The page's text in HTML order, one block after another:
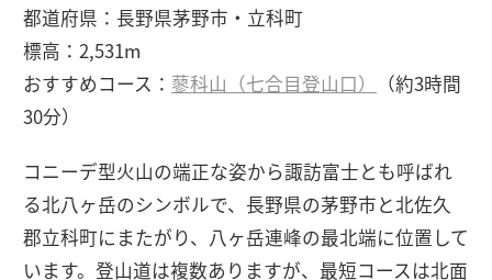
都道府県：長野県茅野市・立科町
標高：2,531m
おすすめコース： 蓼科山（七合目登山口）
（約3時間
30分）
コニーデ型火山の端正な姿から諏訪富士とも呼ばれ
る北八ヶ岳のシンボルで、長野県の茅野市と北佐久
郡立科町にまたがり、八ヶ岳連峰の最北端に位置して
います。登山道は複数ありますが、最短コースは北面